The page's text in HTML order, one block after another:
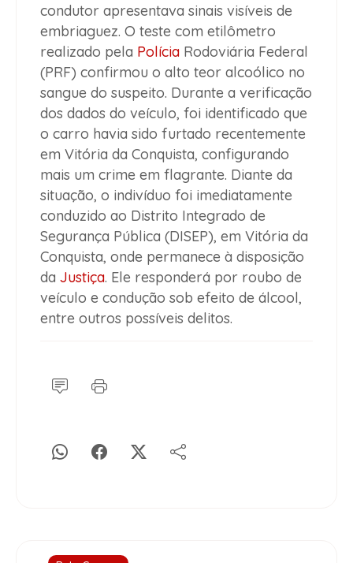
condutor apresentava sinais visíveis de
embriaguez. O teste com etilômetro
realizado pela Polícia Rodoviária Federal
(PRF) confirmou o alto teor alcoólico no
sangue do suspeito. Durante a verificação
dos dados do veículo, foi identificado que
o carro havia sido furtado recentemente
em Vitória da Conquista, configurando
mais um crime em flagrante. Diante da
situação, o indivíduo foi imediatamente
conduzido ao Distrito Integrado de
Segurança Pública (DISEP), em Vitória da
Conquista, onde permanece à disposição
da Justiça. Ele responderá por roubo de
veículo e condução sob efeito de álcool,
entre outros possíveis delitos.